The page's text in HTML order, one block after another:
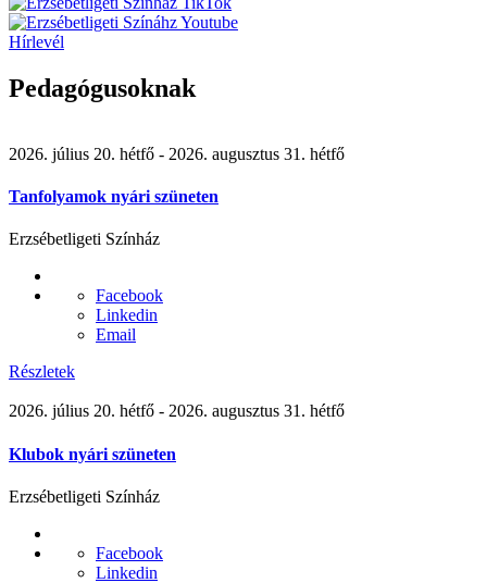
Hírlevél
Pedagógusoknak
2026. július 20. hétfő - 2026. augusztus 31. hétfő
Tanfolyamok nyári szüneten
Erzsébetligeti Színház
Facebook
Linkedin
Email
Részletek
2026. július 20. hétfő - 2026. augusztus 31. hétfő
Klubok nyári szüneten
Erzsébetligeti Színház
Facebook
Linkedin